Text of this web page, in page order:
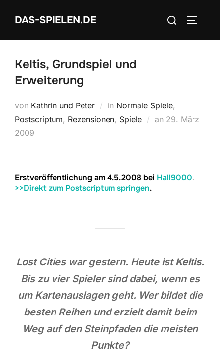
InhaltDAS-SPIELEN.DE
Suchen
Keltis, Grundspiel und
Erweiterung
von Kathrin und Peter in Normale Spiele,
Postscriptum, Rezensionen, Spiele an Veröffentlicht
29. März
2009
Erstveröffentlichung am 4.5.2008 bei Hall9000.
>>Direkt zum Postscriptum springen.
Lost Cities war gestern. Heute istKeltis.
Bis zu vier Spieler sind dabei, wenn es
um Kartenauslagen geht. Wer bildet die
besten Reihen und erzielt damit beim
Weg auf den Steinpfaden die meisten
Punkte?